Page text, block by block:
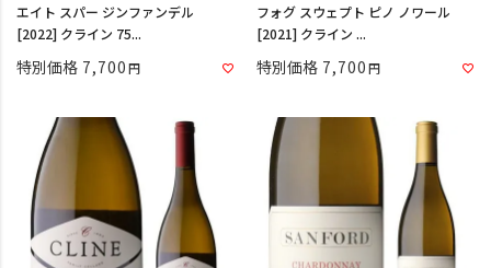
エイト スパー ジンファンデル
[2022] クライン 75...
特別価格 7,700
フォグ スウェプト ピノ ノワール
[2021] クライン ...
特別価格 7,700